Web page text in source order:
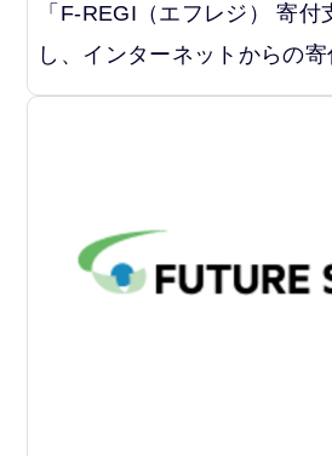
「F-REGI（エフレジ） 寄付
し、インターネットからの